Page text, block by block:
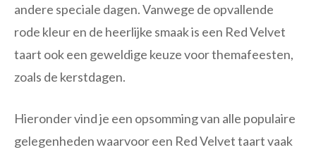
andere speciale dagen. Vanwege de opvallende
rode kleur en de heerlijke smaak is een Red Velvet
taart ook een geweldige keuze voor themafeesten,
zoals de kerstdagen.
Hieronder vind je een opsomming van alle populaire
gelegenheden waarvoor een Red Velvet taart vaak